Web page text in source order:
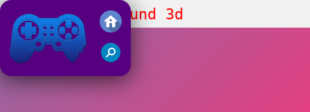
Friv
People Playground 3d